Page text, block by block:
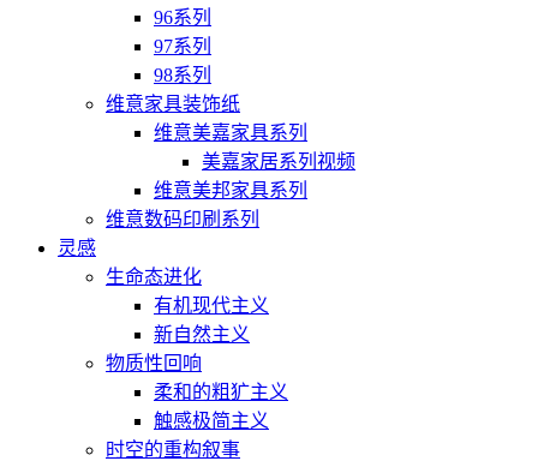
96系列
97系列
98系列
维意家具装饰纸
维意美嘉家具系列
美嘉家居系列视频
维意美邦家具系列
维意数码印刷系列
灵感
生命态进化
有机现代主义
新自然主义
物质性回响
柔和的粗犷主义
触感极简主义
时空的重构叙事